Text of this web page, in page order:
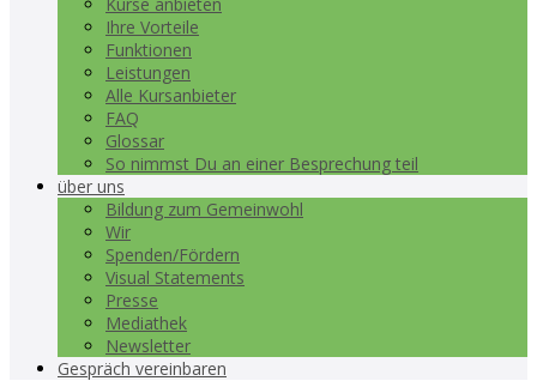
Ihre Vorteile
Funktionen
Leistungen
Alle Kursanbieter
FAQ
Glossar
So nimmst Du an einer Besprechung teil
über uns
Bildung zum Gemeinwohl
Wir
Spenden/Fördern
Visual Statements
Presse
Mediathek
Newsletter
Gespräch vereinbaren